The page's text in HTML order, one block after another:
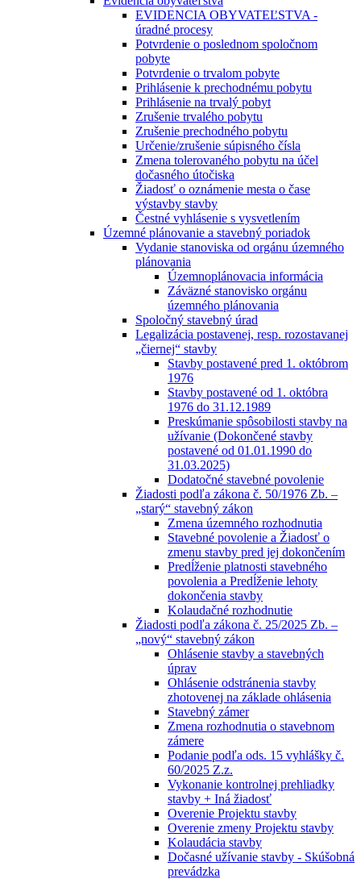
EVIDENCIA OBYVATEĽSTVA -
úradné procesy
Potvrdenie o poslednom spoločnom
pobyte
Potvrdenie o trvalom pobyte
Prihlásenie k prechodnému pobytu
Prihlásenie na trvalý pobyt
Zrušenie trvalého pobytu
Zrušenie prechodného pobytu
Určenie/zrušenie súpisného čísla
Zmena tolerovaného pobytu na účel
dočasného útočiska
Žiadosť o oznámenie mesta o čase
výstavby stavby
Čestné vyhlásenie s vysvetlením
Územné plánovanie a stavebný poriadok
Vydanie stanoviska od orgánu územného
plánovania
Územnoplánovacia informácia
Záväzné stanovisko orgánu
územného plánovania
Spoločný stavebný úrad
Legalizácia postavenej, resp. rozostavanej
„čiernej“ stavby
Stavby postavené pred 1. októbrom
1976
Stavby postavené od 1. októbra
1976 do 31.12.1989
Preskúmanie spôsobilosti stavby na
užívanie (Dokončené stavby
postavené od 01.01.1990 do
31.03.2025)
Dodatočné stavebné povolenie
Žiadosti podľa zákona č. 50/1976 Zb. –
„starý“ stavebný zákon
Zmena územného rozhodnutia
Stavebné povolenie a Žiadosť o
zmenu stavby pred jej dokončením
Predĺženie platnosti stavebného
povolenia a Predĺženie lehoty
dokončenia stavby
Kolaudačné rozhodnutie
Žiadosti podľa zákona č. 25/2025 Zb. –
„nový“ stavebný zákon
Ohlásenie stavby a stavebných
úprav
Ohlásenie odstránenia stavby
zhotovenej na základe ohlásenia
Stavebný zámer
Zmena rozhodnutia o stavebnom
zámere
Podanie podľa ods. 15 vyhlášky č.
60/2025 Z.z.
Vykonanie kontrolnej prehliadky
stavby + Iná žiadosť
Overenie Projektu stavby
Overenie zmeny Projektu stavby
Kolaudácia stavby
Dočasné užívanie stavby - Skúšobná
prevádzka